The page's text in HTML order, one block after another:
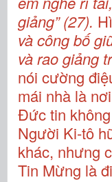
giảng” (27).
và công bố
và rao giảng
nói cường
mái nhà là
Đức tin
Người Ki-tô
khác, nhưng
Tin Mừng là